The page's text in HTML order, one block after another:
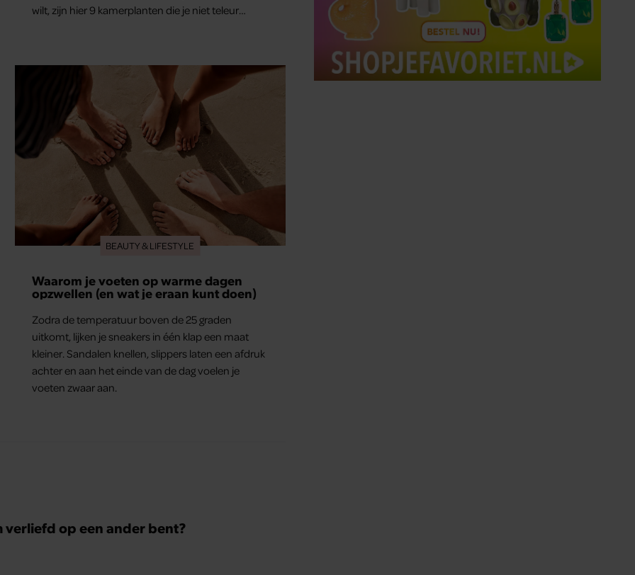
wilt, zijn hier 9 kamerplanten die je niet teleur
BEAUTY & LIFESTYLE
Waarom je voeten op warme dagen
opzwellen (en wat je eraan kunt doen)
Zodra de temperatuur boven de 25 graden
uitkomt, lijken je sneakers in één klap een maat
kleiner. Sandalen knellen, slippers laten een afdruk
achter en aan het einde van de dag voelen je
voeten zwaar aan.
verliefd op een ander bent?